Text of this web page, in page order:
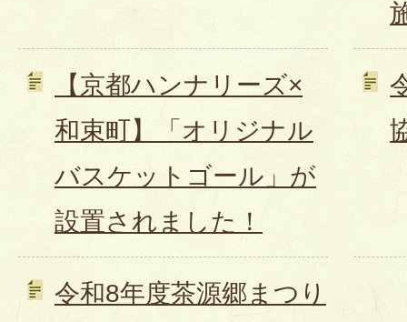
【京都ハンナリーズ×
和束町】「オリジナル
バスケットゴール」が
設置されました！
令和8年度茶源郷まつり